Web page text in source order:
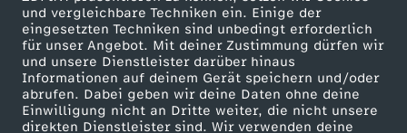
und vergleichbare Techniken ein. Einige der
eingesetzten Techniken sind unbedingt erforderlich
für unser Angebot. Mit deiner Zustimmung dürfen wir
und unsere Dienstleister darüber hinaus
Informationen auf deinem Gerät speichern und/oder
abrufen. Dabei geben wir deine Daten ohne deine
Einwilligung nicht an Dritte weiter, die nicht unsere
direkten Dienstleister sind. Wir verwenden deine
t
e
S
Mehr ZDF
ZDF-Apps
Smart TV
Service
ZDFmitreden
Kontakt zum ZDF